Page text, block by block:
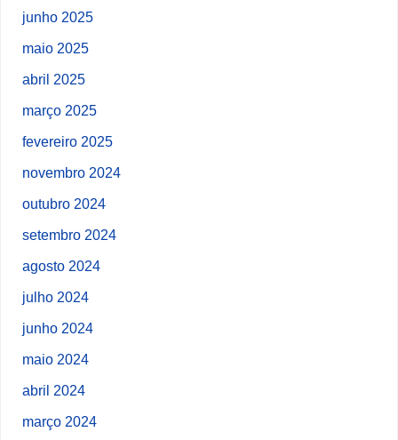
junho 2025
maio 2025
abril 2025
março 2025
fevereiro 2025
novembro 2024
outubro 2024
setembro 2024
agosto 2024
julho 2024
junho 2024
maio 2024
abril 2024
março 2024